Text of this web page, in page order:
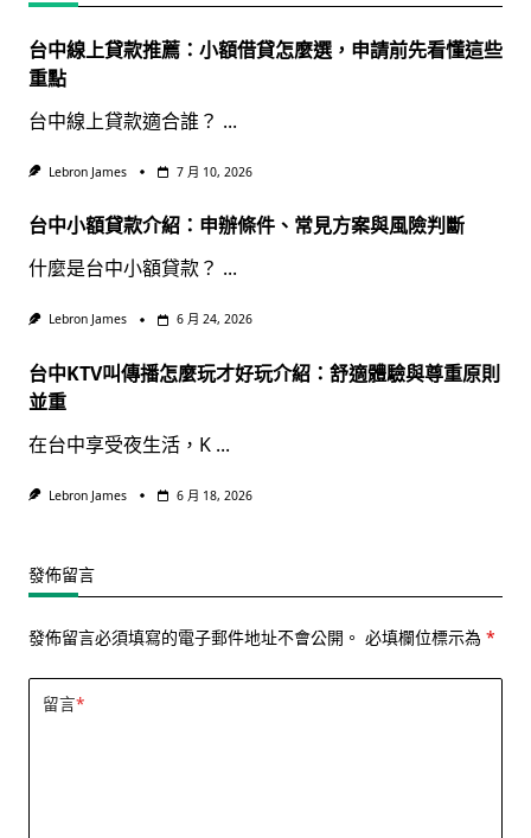
台中線上貸款推薦：小額借貸怎麼選，申請前先看懂這些
重點
台中線上貸款適合誰？ ...
Lebron James 7 月 10, 2026
台中小額貸款介紹：申辦條件、常見方案與風險判斷
什麼是台中小額貸款？ ...
Lebron James 6 月 24, 2026
台中KTV叫傳播怎麼玩才好玩介紹：舒適體驗與尊重原則
並重
在台中享受夜生活，K ...
Lebron James 6 月 18, 2026
發佈留言
發佈留言必須填寫的電子郵件地址不會公開。 必填欄位標示為 *
留言*